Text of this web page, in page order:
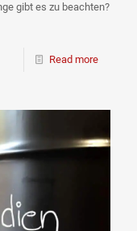
gibt es zu beachten?
Read more